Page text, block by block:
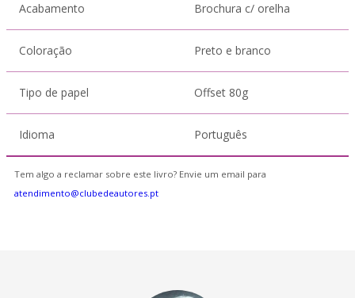
Acabamento Brochura c/ orelha
Coloração Preto e branco
Tipo de papel Offset 80g
Idioma Português
Tem algo a reclamar sobre este livro? Envie um email para
atendimento@clubedeautores.pt